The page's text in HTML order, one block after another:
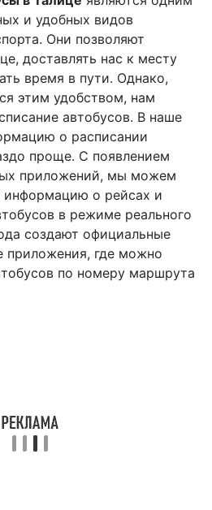
и удобных видов
Они позволяют
доставлять нас к месту
время в пути. Однако,
этим удобством, нам
автобусов. В наше
о расписании
проще. С появлением
приложений, мы можем
информацию о рейсах и
в режиме реального
создают официальные
приложения, где можно
по номеру маршрута